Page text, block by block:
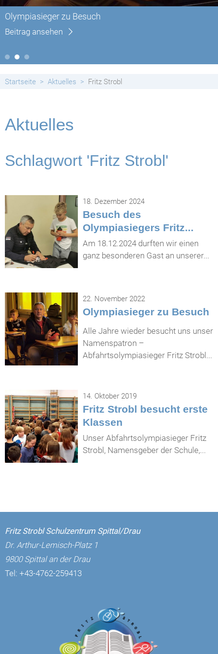
Olympiasieger zu Besuch
Beitrag ansehen
Startseite Aktuelles Fritz Strobl
Aktuelles
Schlagwort 'Fritz Strobl'
18. Dezember 2024
Besuch des
Olympiasiegers Fritz...
Am 18.12.2024 durften wir einen
ganz besonderen Gast an unserer...
22. November 2022
Olympiasieger zu Besuch
Alle Jahre wieder besucht uns unser
Namenspatron –
Abfahrtsolympiasieger Fritz Strobl...
14. Oktober 2019
Fritz Strobl besucht erste
Klassen
Unser Abfahrtsolympiasieger Fritz
Strobl, Namensgeber der Schule,...
Fritz Strobl Schulzentrum Spittal/Drau
Dr. Arthur-Lemisch-Platz 1
9800 Spittal an der Drau
Tel: +43-4762-259413